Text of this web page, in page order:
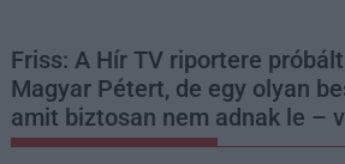
Friss: A Hír TV riportere
Magyar Pétert, de egy olyan
amit biztosan nem adnak le –